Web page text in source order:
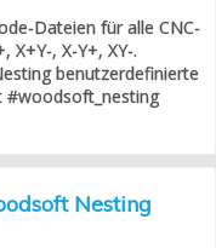
Dateien für alle CNC-
X+Y-, X-Y+, XY-.
benutzerdefinierte
Nesting